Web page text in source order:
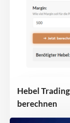
Hebel
berechnen